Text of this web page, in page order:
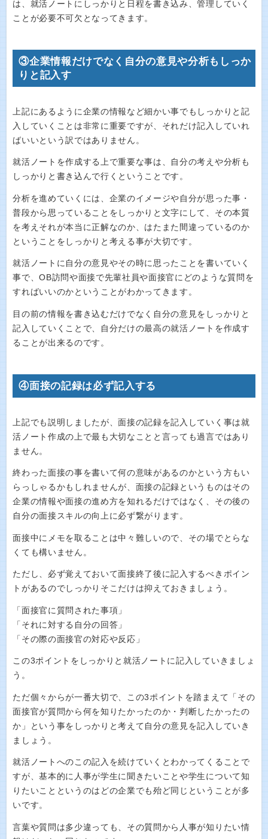
は、就活ノートにしっかりと日程を書き込み、管理していく
ことが必要不可欠となってきます。
③企業情報だけでなく自分の意見や分析もしっか
りと記入す
上記にあるように企業の情報など細かい事でもしっかりと記
入していくことは非常に重要ですが、それだけ記入していれ
ばいいという訳ではありません。
就活ノートを作成する上で重要な事は、自分の考えや分析も
しっかりと書き込んで行くということです。
分析を進めていくには、企業のイメージや自分が思った事・
普段から思っていることをしっかりと文字にして、その本質
を考えそれが本当に正解なのか、はたまた間違っているのか
ということをしっかりと考える事が大切です。
就活ノートに自分の意見やその時に思ったことを書いていく
事で、OB訪問や面接で先輩社員や面接官にどのような質問を
すればいいのかということがわかってきます。
目の前の情報を書き込むだけでなく自分の意見をしっかりと
記入していくことで、自分だけの最高の就活ノートを作成す
ることが出来るのです。
④面接の記録は必ず記入する
上記でも説明しましたが、面接の記録を記入していく事は就
活ノート作成の上で最も大切なことと言っても過言ではあり
ません。
終わった面接の事を書いて何の意味があるのかという方もい
らっしゃるかもしれませんが、面接の記録というものはその
企業の情報や面接の進め方を知れるだけではなく、その後の
自分の面接スキルの向上に必ず繋がります。
面接中にメモを取ることは中々難しいので、その場でとらな
くても構いません。
ただし、必ず覚えておいて面接終了後に記入するべきポイン
トがあるのでしっかりそこだけは抑えておきましょう。
「面接官に質問された事項」
「それに対する自分の回答」
「その際の面接官の対応や反応」
この3ポイントをしっかりと就活ノートに記入していきましょ
う。
ただ個々からが一番大切で、この3ポイントを踏まえて「その
面接官が質問から何を知りたかったのか・判断したかったの
か」という事をしっかりと考えて自分の意見を記入していき
ましょう。
就活ノートへのこの記入を続けていくとわかってくることで
すが、基本的に人事が学生に聞きたいことや学生について知
りたいことというのはどの企業でも殆ど同じということが多
いです。
言葉や質問は多少違っても、その質問から人事が知りたい情